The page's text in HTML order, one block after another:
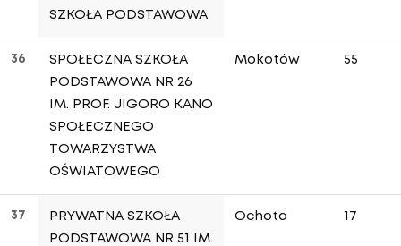
SZKOŁA PODSTAWOWA
36
SPOŁECZNA SZKOŁA
PODSTAWOWA NR 26
IM. PROF. JIGORO KANO
SPOŁECZNEGO
TOWARZYSTWA
OŚWIATOWEGO
Mokotów 55
37
PRYWATNA SZKOŁA
PODSTAWOWA NR 51 IM.
Ochota 17